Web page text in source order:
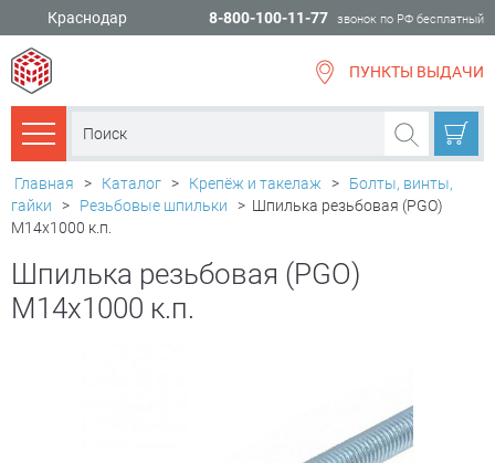
Краснодар 8-800-100-11-77 звонок по РФ бесплатный
ПУНКТЫ ВЫДАЧИ
Каталог товаров
Главная > Каталог > Крепёж и такелаж >
Болты, винты,
гайки
> Резьбовые шпильки > Шпилька резьбовая (PGO)
М14х1000 к.п.
Шпилька резьбовая (PGO)
М14х1000 к.п.